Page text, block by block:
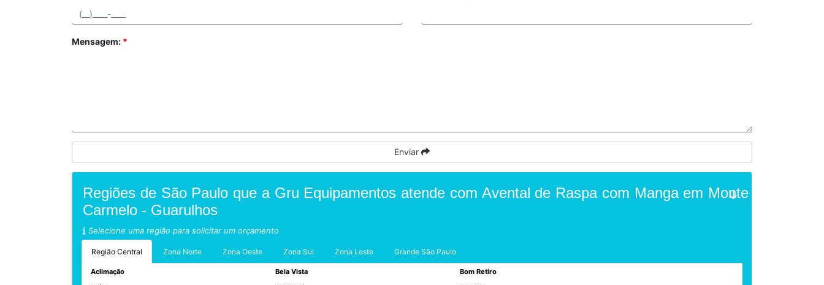
Mensagem: *
Enviar
Regiões de São Paulo que a Gru Equipamentos atende com Avental de Raspa com Manga em Monte
Carmelo - Guarulhos
Selecione uma região para solicitar um orçamento
Região Central Zona Norte Zona Oeste Zona Sul Zona Leste Grande São Paulo
Aclimação Bela Vista
Bom Retiro